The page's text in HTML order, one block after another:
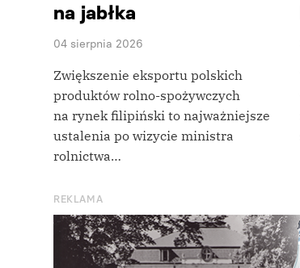
na jabłka
04 sierpnia 2026
Zwiększenie eksportu polskich
produktów rolno-spożywczych
na rynek filipiński to najważniejsze
ustalenia po wizycie ministra
rolnictwa…
REKLAMA